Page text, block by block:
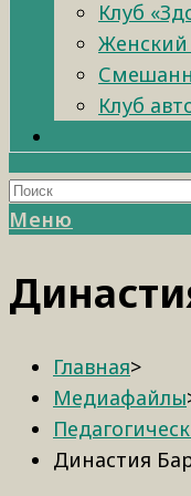
Клуб
Женский
Клуб
Меню
Главная>
Медиафайлы
Династия